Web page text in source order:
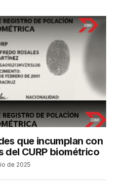
que incumplan con
CURP biométrico
de 2025